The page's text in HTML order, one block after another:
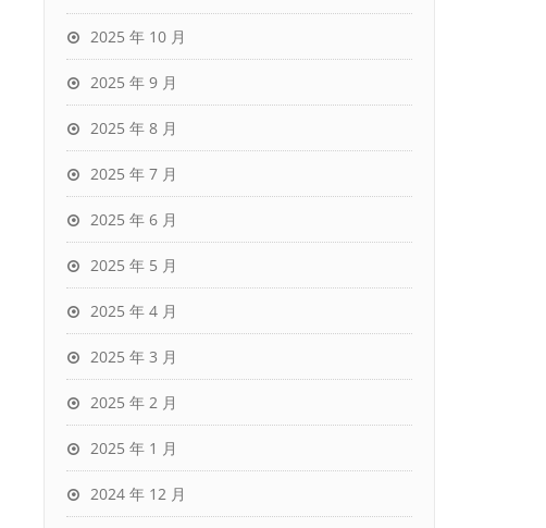
2025 年 10 月
2025 年 9 月
2025 年 8 月
2025 年 7 月
2025 年 6 月
2025 年 5 月
2025 年 4 月
2025 年 3 月
2025 年 2 月
2025 年 1 月
2024 年 12 月